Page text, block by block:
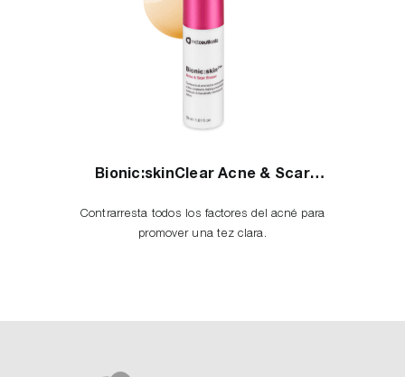
Bionic:skinClear Acne & Scar
Contrarresta todos los factores del acné para
promover una tez clara.